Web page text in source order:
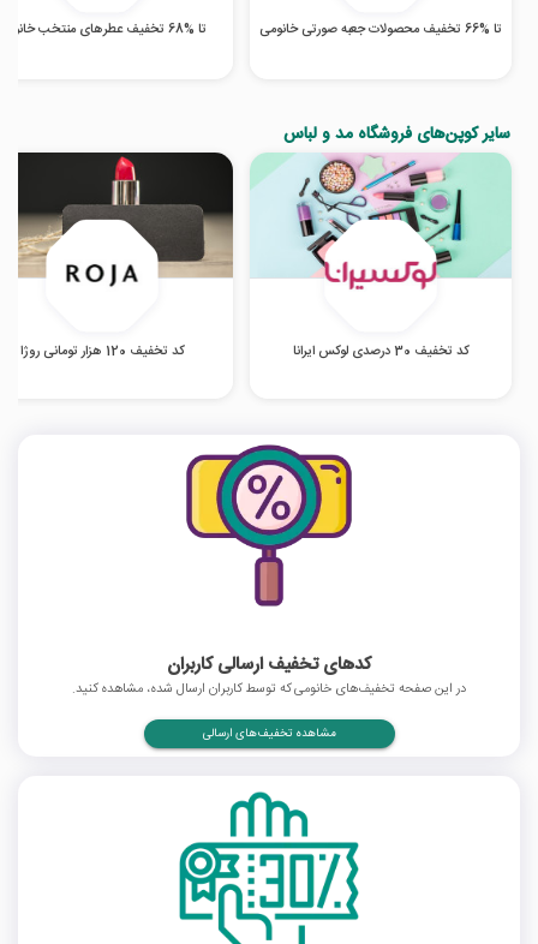
تا %66 تخفیف محصولات جعبه صورتی خانومی تا %68 تخفیف عطرهای منتخب خانومی
سایر کوپن‌های فروشگاه مد و لباس
کد تخفیف 30 درصدی لوکس ایرانا کد تخفیف 120 هزار تومانی روژا
کدهای تخفیف ارسالی کاربران
در این صفحه تخفیف‌های خانومی که توسط کاربران ارسال شده، مشاهده کنید.
مشاهده تخفیف‌های ارسالی